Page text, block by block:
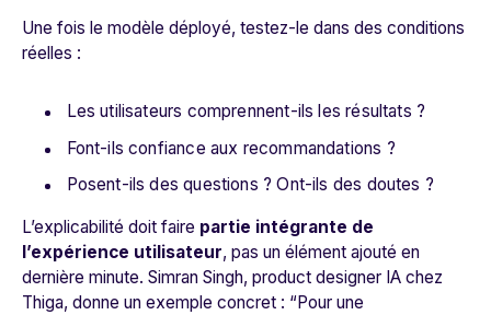
Une fois le modèle déployé, testez-le dans des conditions
réelles :
Les utilisateurs comprennent-ils les résultats ?
Font-ils confiance aux recommandations ?
Posent-ils des questions ? Ont-ils des doutes ?
L’explicabilité doit faire partie intégrante de
l’expérience utilisateur, pas un élément ajouté en
dernière minute. Simran Singh, product designer IA chez
Thiga, donne un exemple concret : “Pour une